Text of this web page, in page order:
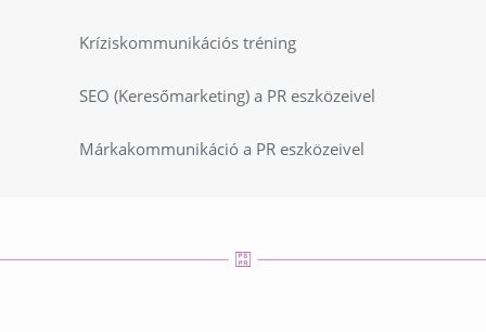
Kríziskommunikációs tréning
SEO (Keresőmarketing) a PR eszközeivel
Márkakommunikáció a PR eszközeivel